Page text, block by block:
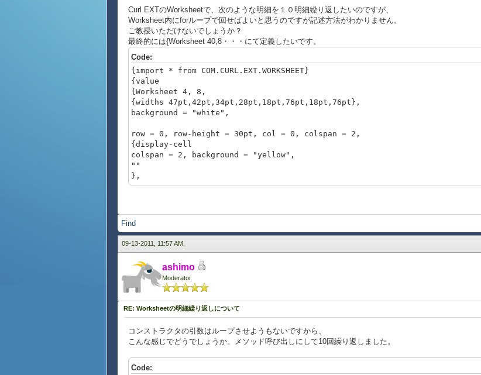
Curl EXTのWorksheetで、次のような明細を１０明細繰り返したいのですが、
Worksheet内にforループで回せばよいと思うのですが記述方法がわかりません。
ご教授いただけないでしょうか？
最終的には{Worksheet 40,8・・・にて定義したいです。
Code:
{import * from COM.CURL.EXT.WORKSHEET}
{value
{Worksheet 4, 8,
{widths 47pt,42pt,34pt,28pt,18pt,76pt,18pt,76pt},
background = "white",
row = 0, row-height = 30pt, col = 0, colspan = 2,
{display-cell
colspan = 2, background = "yellow",
""
},
colspan = 1, background = "yellow",
""
},
row = 0, row-height = 30pt, col = 3, colspan = 5,
{display-cell
colspan = 5, background = "yellow",
""
},
{display-cell
colspan = 2, background = "white",
},
Find
09-13-2011, 11:57 AM,
ashimo
Moderator
RE: Worksheetの明細繰り返しについて
コンストラクタの引数はループさせようもないですから、
こんな感じでどうでしょうか。メソッド呼び出しにして10回繰り返しました。
Code: